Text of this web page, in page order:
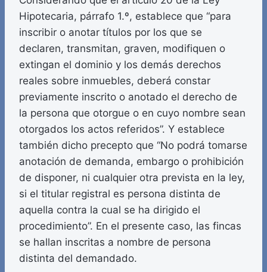
Hipotecaria, párrafo 1.º, establece que “para
inscribir o anotar títulos por los que se
declaren, transmitan, graven, modifiquen o
extingan el dominio y los demás derechos
reales sobre inmuebles, deberá constar
previamente inscrito o anotado el derecho de
la persona que otorgue o en cuyo nombre sean
otorgados los actos referidos”. Y establece
también dicho precepto que “No podrá tomarse
anotación de demanda, embargo o prohibición
de disponer, ni cualquier otra prevista en la ley,
si el titular registral es persona distinta de
aquella contra la cual se ha dirigido el
procedimiento”. En el presente caso, las fincas
se hallan inscritas a nombre de persona
distinta del demandado.